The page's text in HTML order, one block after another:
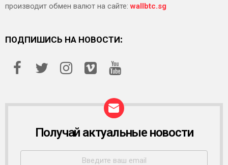
производит обмен валют на сайте:wallbtc.sg
ПОДПИШИСЬ НА НОВОСТИ:
С
Получай актуальные новости